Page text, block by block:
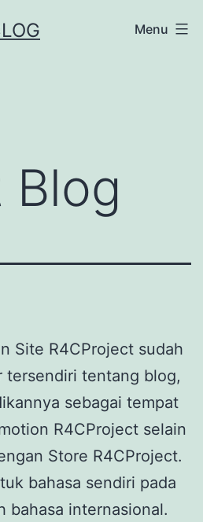
Menu
Site R4CProject sudah
tersendiri tentang blog,
sebagai tempat
R4CProject selain
Store R4CProject.
bahasa sendiri pada
bahasa internasional.